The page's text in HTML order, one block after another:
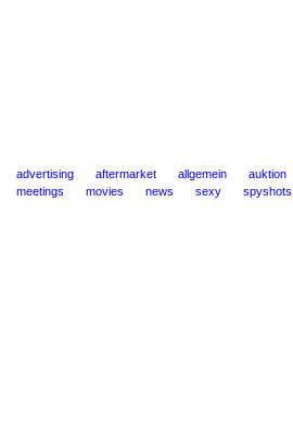
advertising aftermarket allgemein auktion
meetings
movies news sexy spyshots